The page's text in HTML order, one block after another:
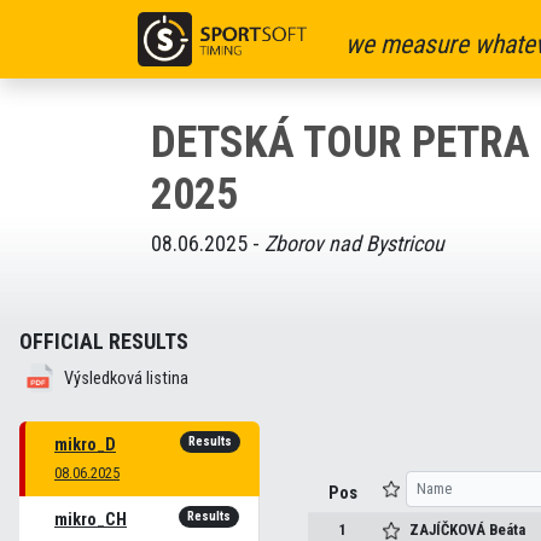
we measure
DETSKÁ TOUR
2025
08.06.2025 - Zborov nad Bystricou
OFFICIAL RESULTS
Výsledková listina
mikro_D
08.06.2025
Results
mikro_CH Results
Pos
1 ZAJÍČKOVÁ Beáta